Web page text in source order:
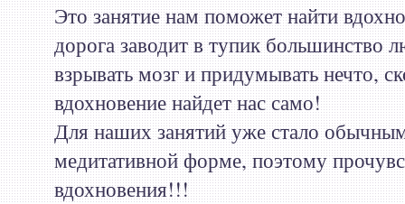
Это занятие нам поможет найти
дорога заводит в тупик большинство
взрывать мозг и придумывать нечто,
вдохновение найдет нас само!
Для наших занятий уже стало
медитативной форме, поэтому
вдохновения!!!